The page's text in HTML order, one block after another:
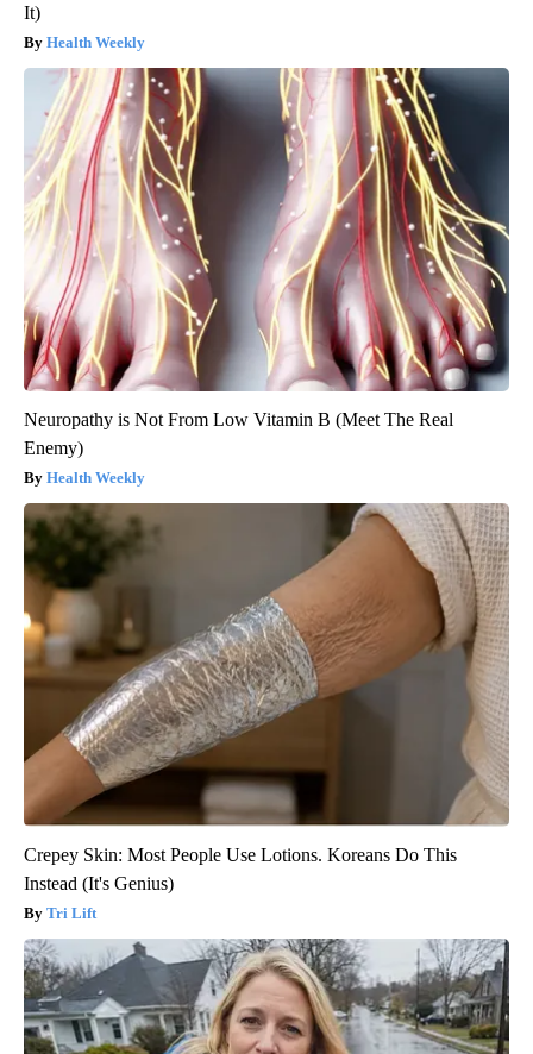
It)
Health Weekly
Neuropathy is Not From Low Vitamin B (Meet The Real
Enemy)
Health Weekly
Crepey Skin: Most People Use Lotions. Koreans Do This
Instead (It's Genius)
Tri Lift